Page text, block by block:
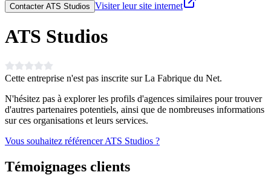
Contacter ATS Studios Visiter leur site internet
ATS Studios
Cette entreprise n'est pas inscrite sur La Fabrique du Net.
N'hésitez pas à explorer les profils d'agences similaires pour trouver
d'autres partenaires potentiels, ainsi que de nombreuses informations
sur ces organisations et leurs services.
Vous souhaitez référencer ATS Studios ?
Témoignages clients